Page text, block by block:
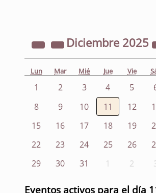
Diciembre 2025
Lun Mar Mié Jue Vie
1 2 3 4 5
8
9 10 11 12
15
16 17 18 19
22
23 24 25 26
29
30 31 1 2
Eventos activos para el día